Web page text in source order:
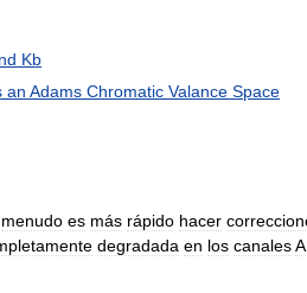
Kb
an Adams Chromatic Valance Space
menudo es más rápido hacer
degradada en los canalesA